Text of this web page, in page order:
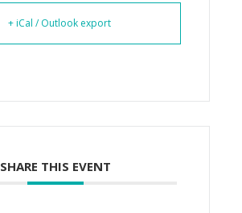
+ iCal / Outlook export
SHARE THIS EVENT